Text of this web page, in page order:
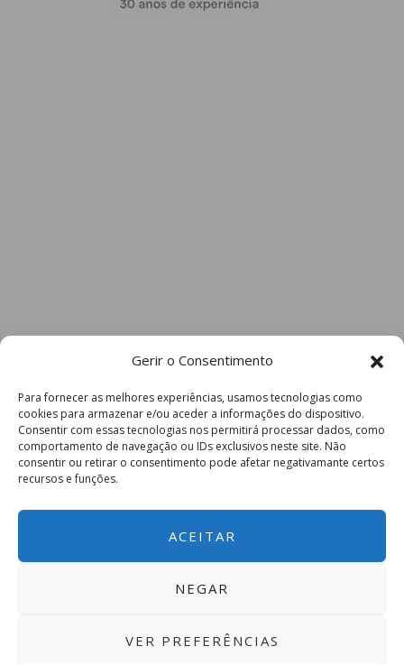
Gerir o Consentimento
Para fornecer as melhores experiências, usamos tecnologias como
cookies para armazenar e/ou aceder a informações do dispositivo.
Consentir com essas tecnologias nos permitirá processar dados, como
comportamento de navegação ou IDs exclusivos neste site. Não
consentir ou retirar o consentimento pode afetar negativamante certos
recursos e funções.
ACEITAR
NEGAR
VER PREFERÊNCIAS